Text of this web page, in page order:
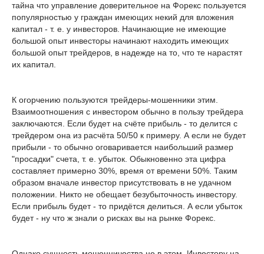
тайна что управление доверительное на Форекс пользуется
популярностью у граждан имеющих некий для вложения
капитал - т. е. у инвесторов. Начинающие не имеющие
большой опыт инвесторы начинают находить имеющих
большой опыт трейдеров, в надежде на то, что те нарастят
их капитал.
К огорчению пользуются трейдеры-мошенники этим.
Взаимоотношения с инвестором обычно в пользу трейдера
заключаются. Если будет на счёте прибыль - то делится с
трейдером она из расчёта 50/50 к примеру. А если не будет
прибыли - то обычно оговаривается наибольший размер
"просадки" счета, т. е. убыток. Обыкновенно эта цифра
составляет примерно 30%, время от времени 50%. Таким
образом вначале инвестор присутствовать в не удачном
положении. Никто не обещает безубыточность инвестору.
Если прибыль будет - то придётся делиться. А если убыток
будет - ну что ж знали о рисках вы на рынке Форекс.